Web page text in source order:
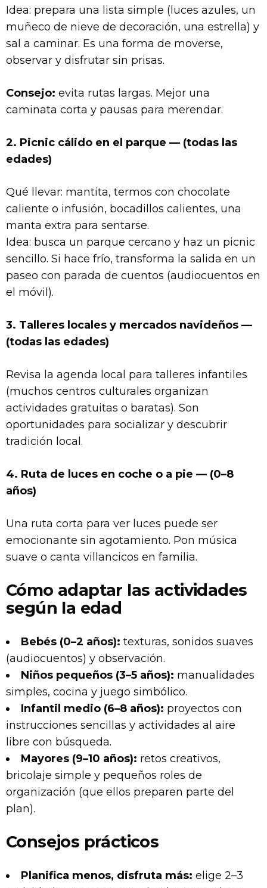
Idea: prepara una lista simple (luces azules, un
muñeco de nieve de decoración, una estrella) y
sal a caminar. Es una forma de moverse,
observar y disfrutar sin prisas.
Consejo: evita rutas largas. Mejor una
caminata corta y pausas para merendar.
2. Picnic cálido en el parque — (todas las
edades)
Qué llevar: mantita, termos con chocolate
caliente o infusión, bocadillos calientes, una
manta extra para sentarse.
Idea: busca un parque cercano y haz un picnic
sencillo. Si hace frío, transforma la salida en un
paseo con parada de cuentos (audiocuentos en
el móvil).
3. Talleres locales y mercados navideños —
(todas las edades)
Revisa la agenda local para talleres infantiles
(muchos centros culturales organizan
actividades gratuitas o baratas). Son
oportunidades para socializar y descubrir
tradición local.
4. Ruta de luces en coche o a pie — (0–8
años)
Una ruta corta para ver luces puede ser
emocionante sin agotamiento. Pon música
suave o canta villancicos en familia.
Cómo adaptar las actividades
según la edad
Bebés (0–2 años): texturas, sonidos suaves
(audiocuentos) y observación.
Niños pequeños (3–5 años): manualidades
simples, cocina y juego simbólico.
Infantil medio (6–8 años): proyectos con
instrucciones sencillas y actividades al aire
libre con búsqueda.
Mayores (9–10 años): retos creativos,
bricolaje simple y pequeños roles de
organización (que ellos preparen parte del
plan).
Consejos prácticos
Planifica menos, disfruta más: elige 2–3